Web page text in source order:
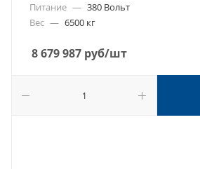
Питание — 380 Вольт
Вес — 6500 кг
8 679 987 руб/шт